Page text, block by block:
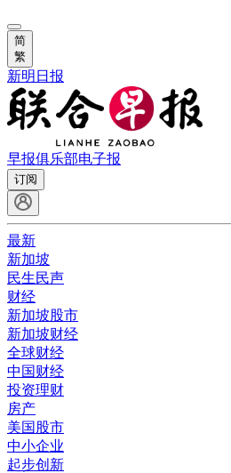
简
繁
新明日报
早报俱乐部电子报
订阅
最新
新加坡
民生民声
财经
新加坡股市
新加坡财经
全球财经
中国财经
投资理财
房产
美国股市
中小企业
起步创新